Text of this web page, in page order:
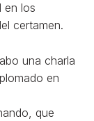
en los
certamen.
una charla
en
que